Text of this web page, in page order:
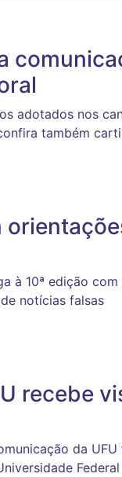
adotados nos
também
à 10ª edição com
notícias falsas
recebe
da UFU